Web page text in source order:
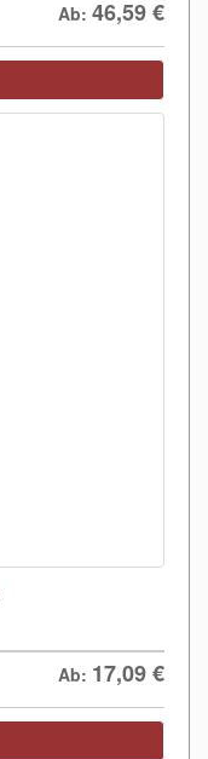
Ab: 46,59€
Ab: 17,09€